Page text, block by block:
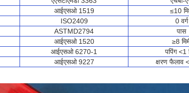
आईएसओ 1519
≤10
ISO2409
0 वर्ग
ASTMD2794
पास
आईएसओ 1520
≥8
आईएसओ 6270-1
पपिंग <1
आईएसओ 9227 क्षरण फैलाव